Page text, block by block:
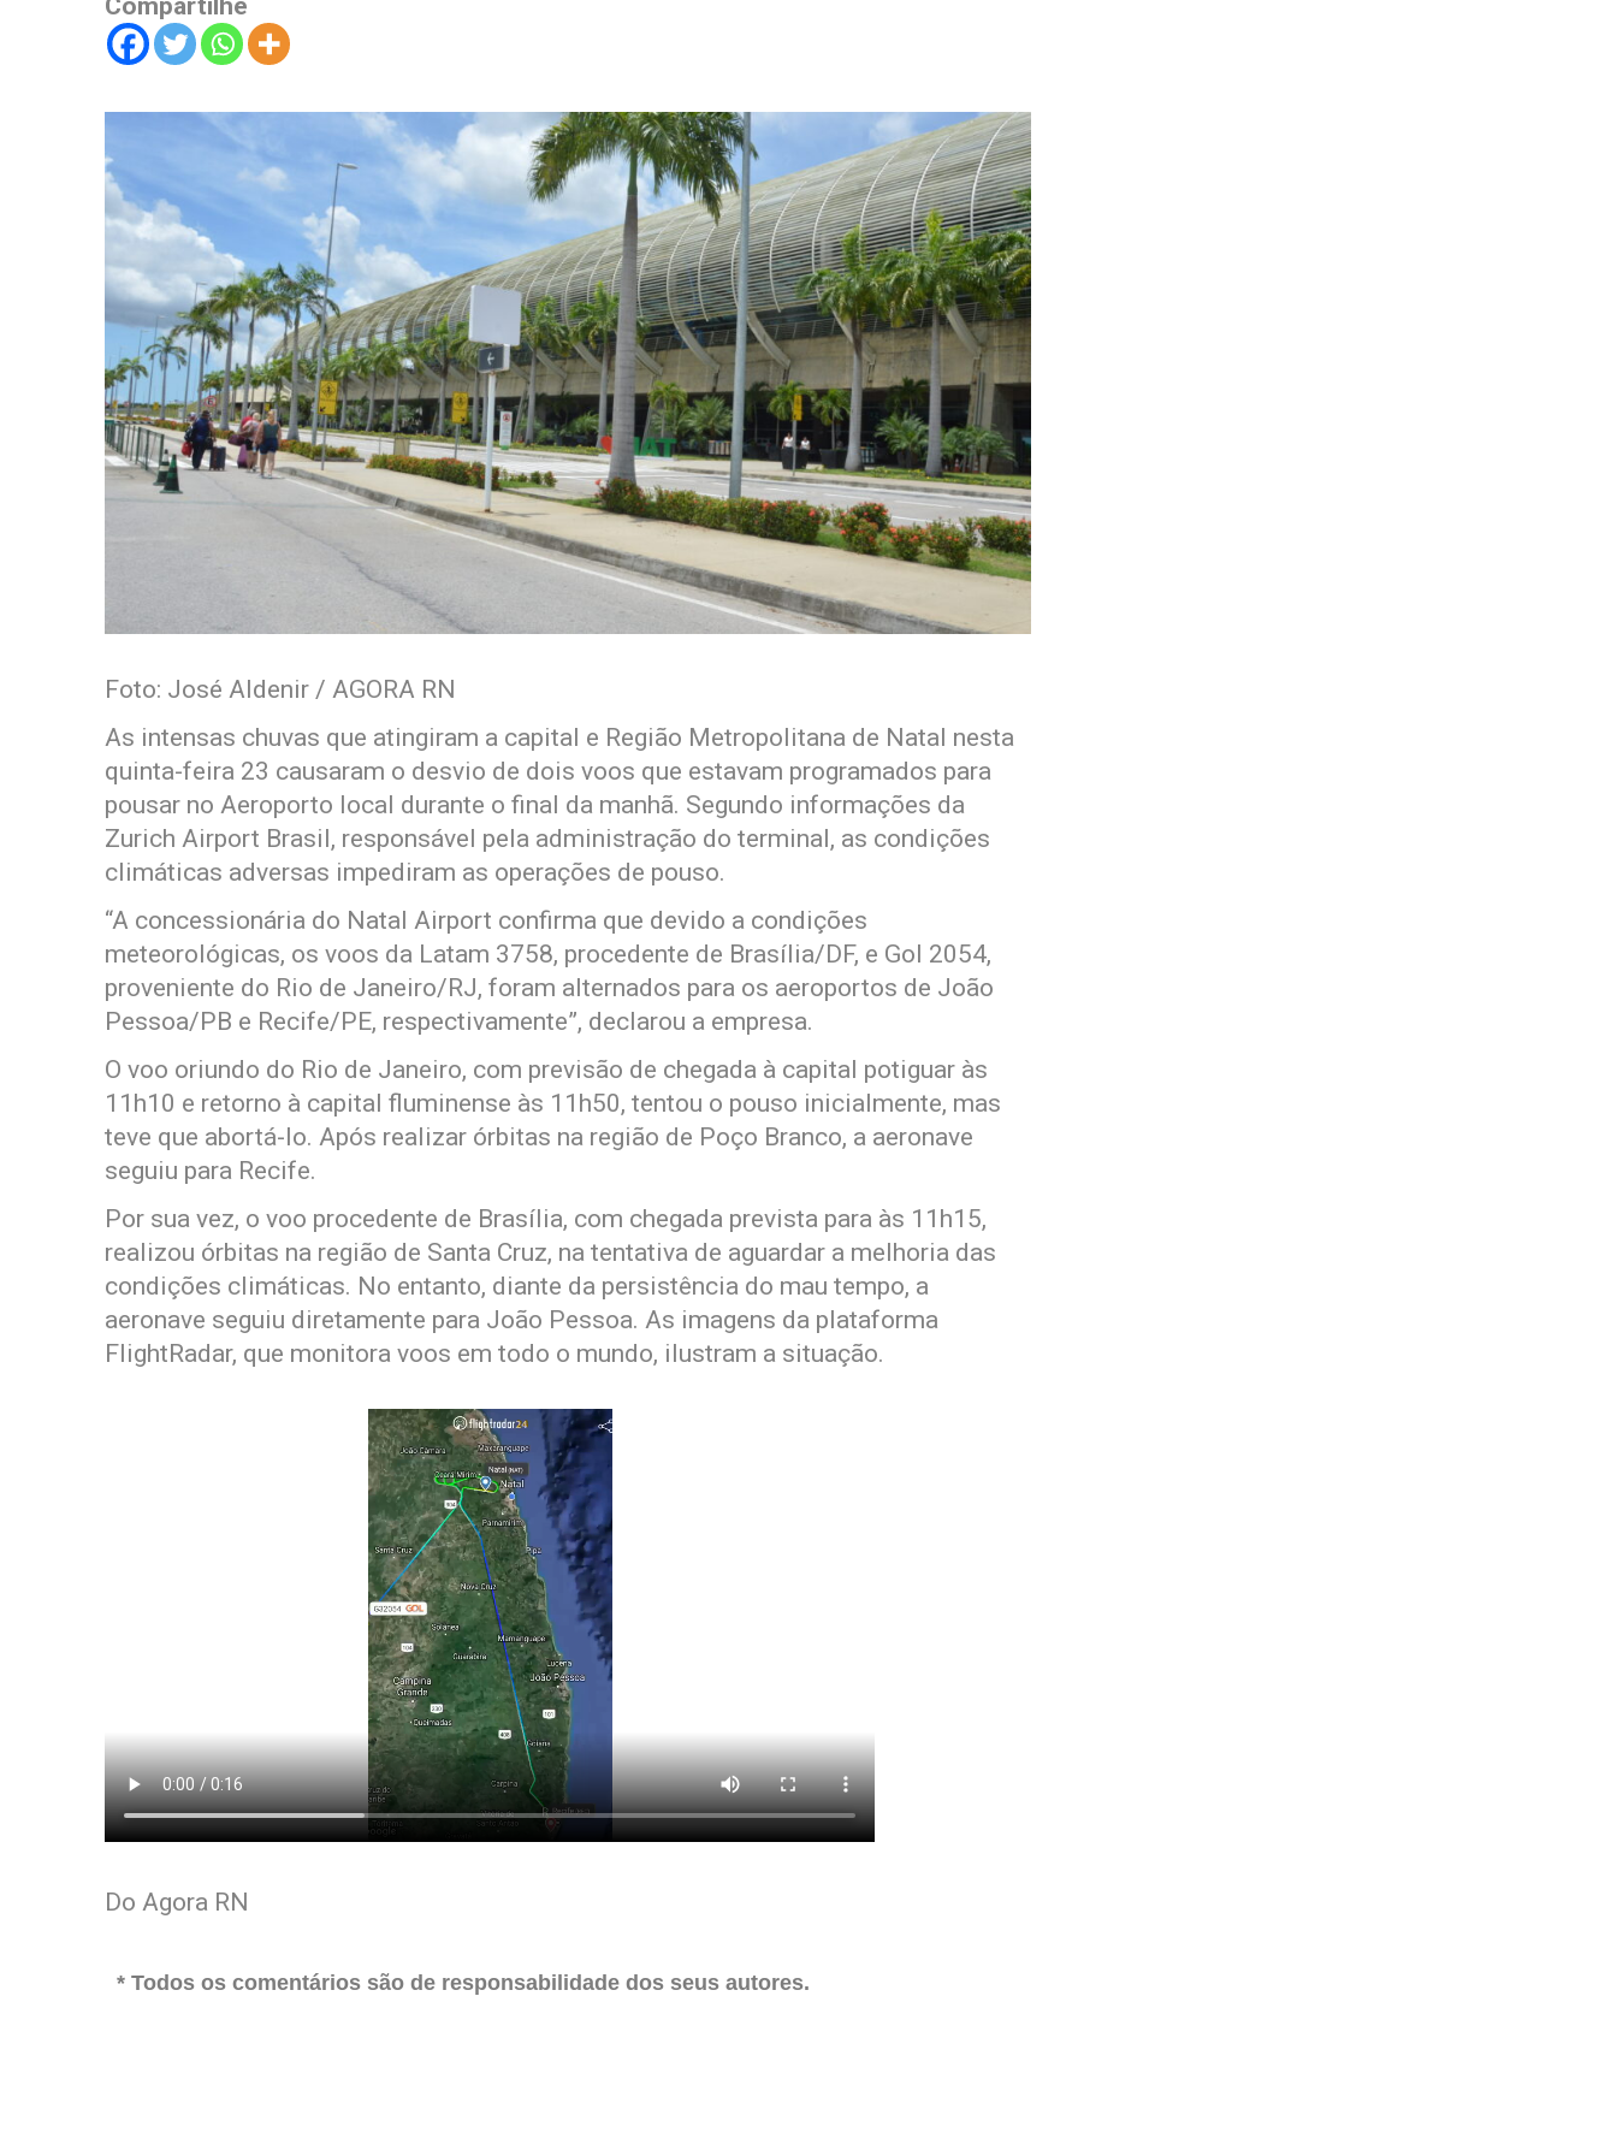
Compartilhe
Foto: José Aldenir / AGORA RN
As intensas chuvas que atingiram a capital e Região Metropolitana de Natal nesta
quinta-feira 23 causaram o desvio de dois voos que estavam programados para
pousar no Aeroporto local durante o final da manhã. Segundo informações da
Zurich Airport Brasil, responsável pela administração do terminal, as condições
climáticas adversas impediram as operações de pouso.
“A concessionária do Natal Airport confirma que devido a condições
meteorológicas, os voos da Latam 3758, procedente de Brasília/DF, e Gol 2054,
proveniente do Rio de Janeiro/RJ, foram alternados para os aeroportos de João
Pessoa/PB e Recife/PE, respectivamente”, declarou a empresa.
O voo oriundo do Rio de Janeiro, com previsão de chegada à capital potiguar às
11h10 e retorno à capital fluminense às 11h50, tentou o pouso inicialmente, mas
teve que abortá-lo. Após realizar órbitas na região de Poço Branco, a aeronave
seguiu para Recife.
Por sua vez, o voo procedente de Brasília, com chegada prevista para às 11h15,
realizou órbitas na região de Santa Cruz, na tentativa de aguardar a melhoria das
condições climáticas. No entanto, diante da persistência do mau tempo, a
aeronave seguiu diretamente para João Pessoa. As imagens da plataforma
FlightRadar, que monitora voos em todo o mundo, ilustram a situação.
Do Agora RN
* Todos os comentários são de responsabilidade dos seus autores.